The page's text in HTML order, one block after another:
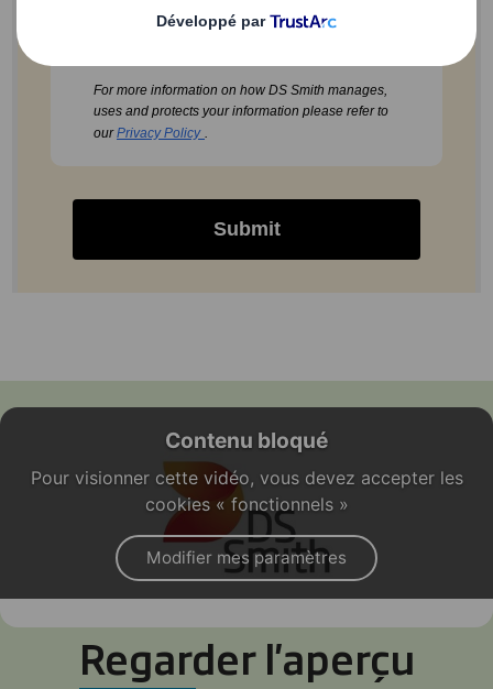
marketing by using the unsubscribe option at the
For more information on how DS Smith manages,
uses and protects your information please refer to
ourPrivacy Policy .
Submit
Contenu bloqué
Pour visionner cette vidéo, vous devez accepter les
cookies « fonctionnels »
Modifier mes paramètres
Regarder l'aperçu